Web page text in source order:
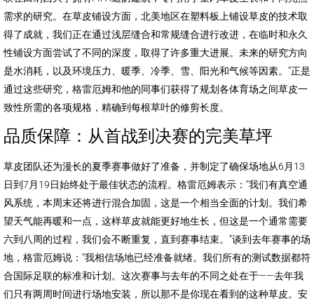
需求的研究。在草皮铺设方面，北美地区在塑料板上铺设草皮的技术取
得了成就，我们正在通过浅层缝合和常规缝合进行改进，在临时和永久
性铺设方面尝试了不同的深度，取得了许多重大进展。未来的研究方向
是水消耗，以及环境压力、暖季、冷季、雪、阳光和气候等因素。”正是
通过这些研究，格雷厄姆和他的同事们获得了规划各体育场之间草皮一
致性所需的各项规格，精确到每根草叶的修剪长度。
品质保障：从首战到决赛的完美草坪
草皮团队还为漫长的夏季赛事做好了准备，并制定了确保场地从6月13
日到7月19日始终处于最佳状态的流程。格雷厄姆表示：“我们有真空通
风系统，本周末还将进行混合加固，这是一个相当全面的计划。我们希
望天气能再暖和一点，这样草皮就能更好地生长，但这是一个通常需要
六到八周的过程，我们会不断重复，直到赛事结束。”谈到去年赛事的场
地，格雷厄姆说：“我相信场地已经准备就绪。我们所有的测试数据都符
合国际足联的标准和计划。这次赛事与去年的不同之处在于——去年我
们只有两周时间进行场地安装，所以那不是你现在看到的这种草皮。安